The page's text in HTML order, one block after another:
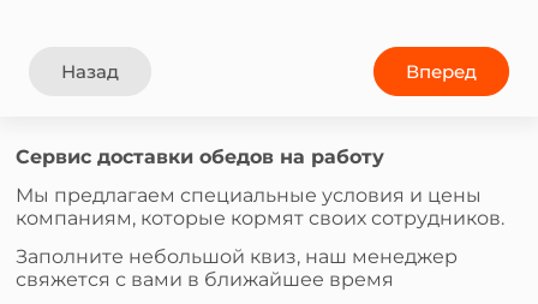
Назад Вперед
Сервис доставки обедов на работу
Мы предлагаем специальные условия и цены
компаниям, которые кормят своих сотрудников.
Заполните небольшой квиз, наш менеджер
свяжется с вами в ближайшее время